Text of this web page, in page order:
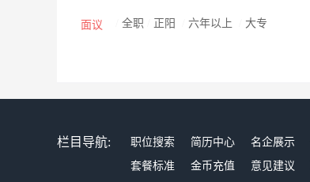
面议 全职 正阳 六年以上 大专
栏目导航: 职位搜索 简历中心 名企展示
套餐标准
金币充值 意见建议